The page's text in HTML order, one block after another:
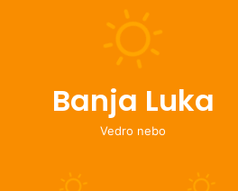
Banja Luka
Vedro nebo